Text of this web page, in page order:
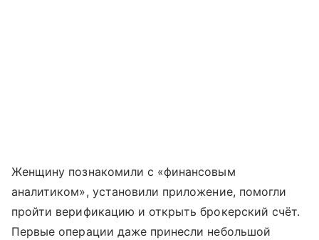
Женщину познакомили с «финансовым
аналитиком», установили приложение, помогли
пройти верификацию и открыть брокерский счёт.
Первые операции даже принесли небольшой